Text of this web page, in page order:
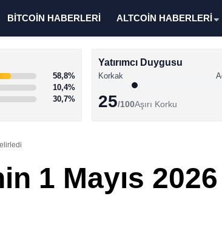
BİTCOİN HABERLERİ ALTCOİN HABERLERİ
58,8%
10,4%
30,7%
Yatırımcı Duygusu
Korkak
25/100Aşırı Korku
1 Mayıs 2026